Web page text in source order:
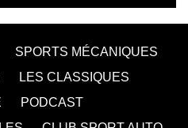
SPORTS MÉCANIQUES
LES CLASSIQUES
PODCAST